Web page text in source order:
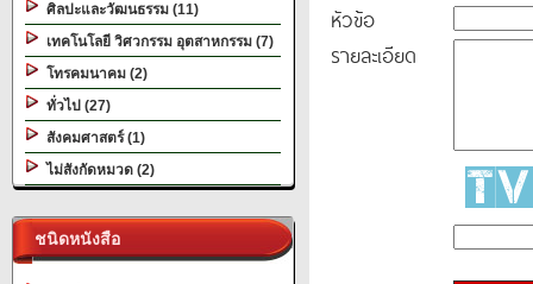
ศิลปะและวัฒนธรรม (11)
เทคโนโลยี วิศวกรรม อุตสาหกรรม (7)
โทรคมนาคม (2)
ทั่วไป (27)
สังคมศาสตร์ (1)
ไม่สังกัดหมวด (2)
ชนิดหนังสือ
หัวข้อ
รายละเอียด